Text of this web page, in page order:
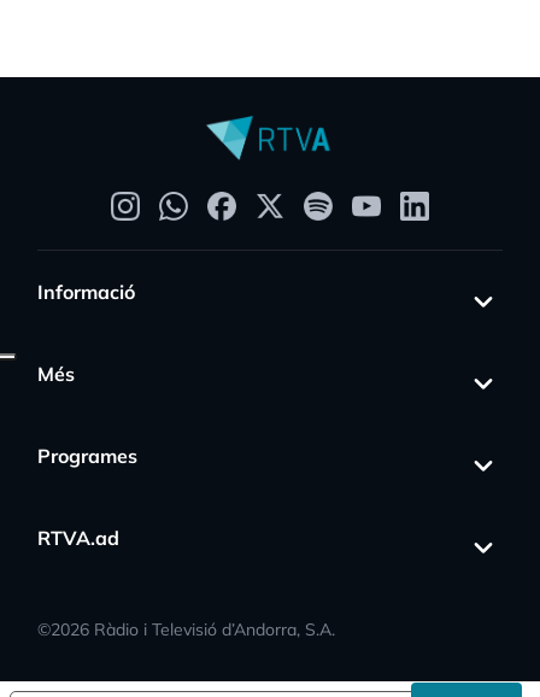
Informació
Més
Programes
RTVA.ad
©2026 Ràdio i Televisió d’Andorra, S.A.